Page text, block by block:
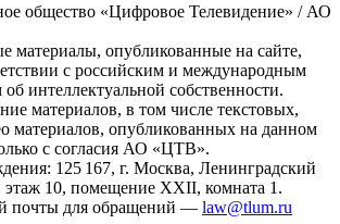
общество «Цифровое Телевидение» / АО
материалы, опубликованные на сайте,
с российским и международным
об интеллектуальной собственности.
материалов, в том числе текстовых,
материалов, опубликованных на данном
с согласия АО «ЦТВ».
125 167, г. Москва, Ленинградский
этаж 10, помещение XXII, комната 1.
почты для обращений — law@tlum.ru